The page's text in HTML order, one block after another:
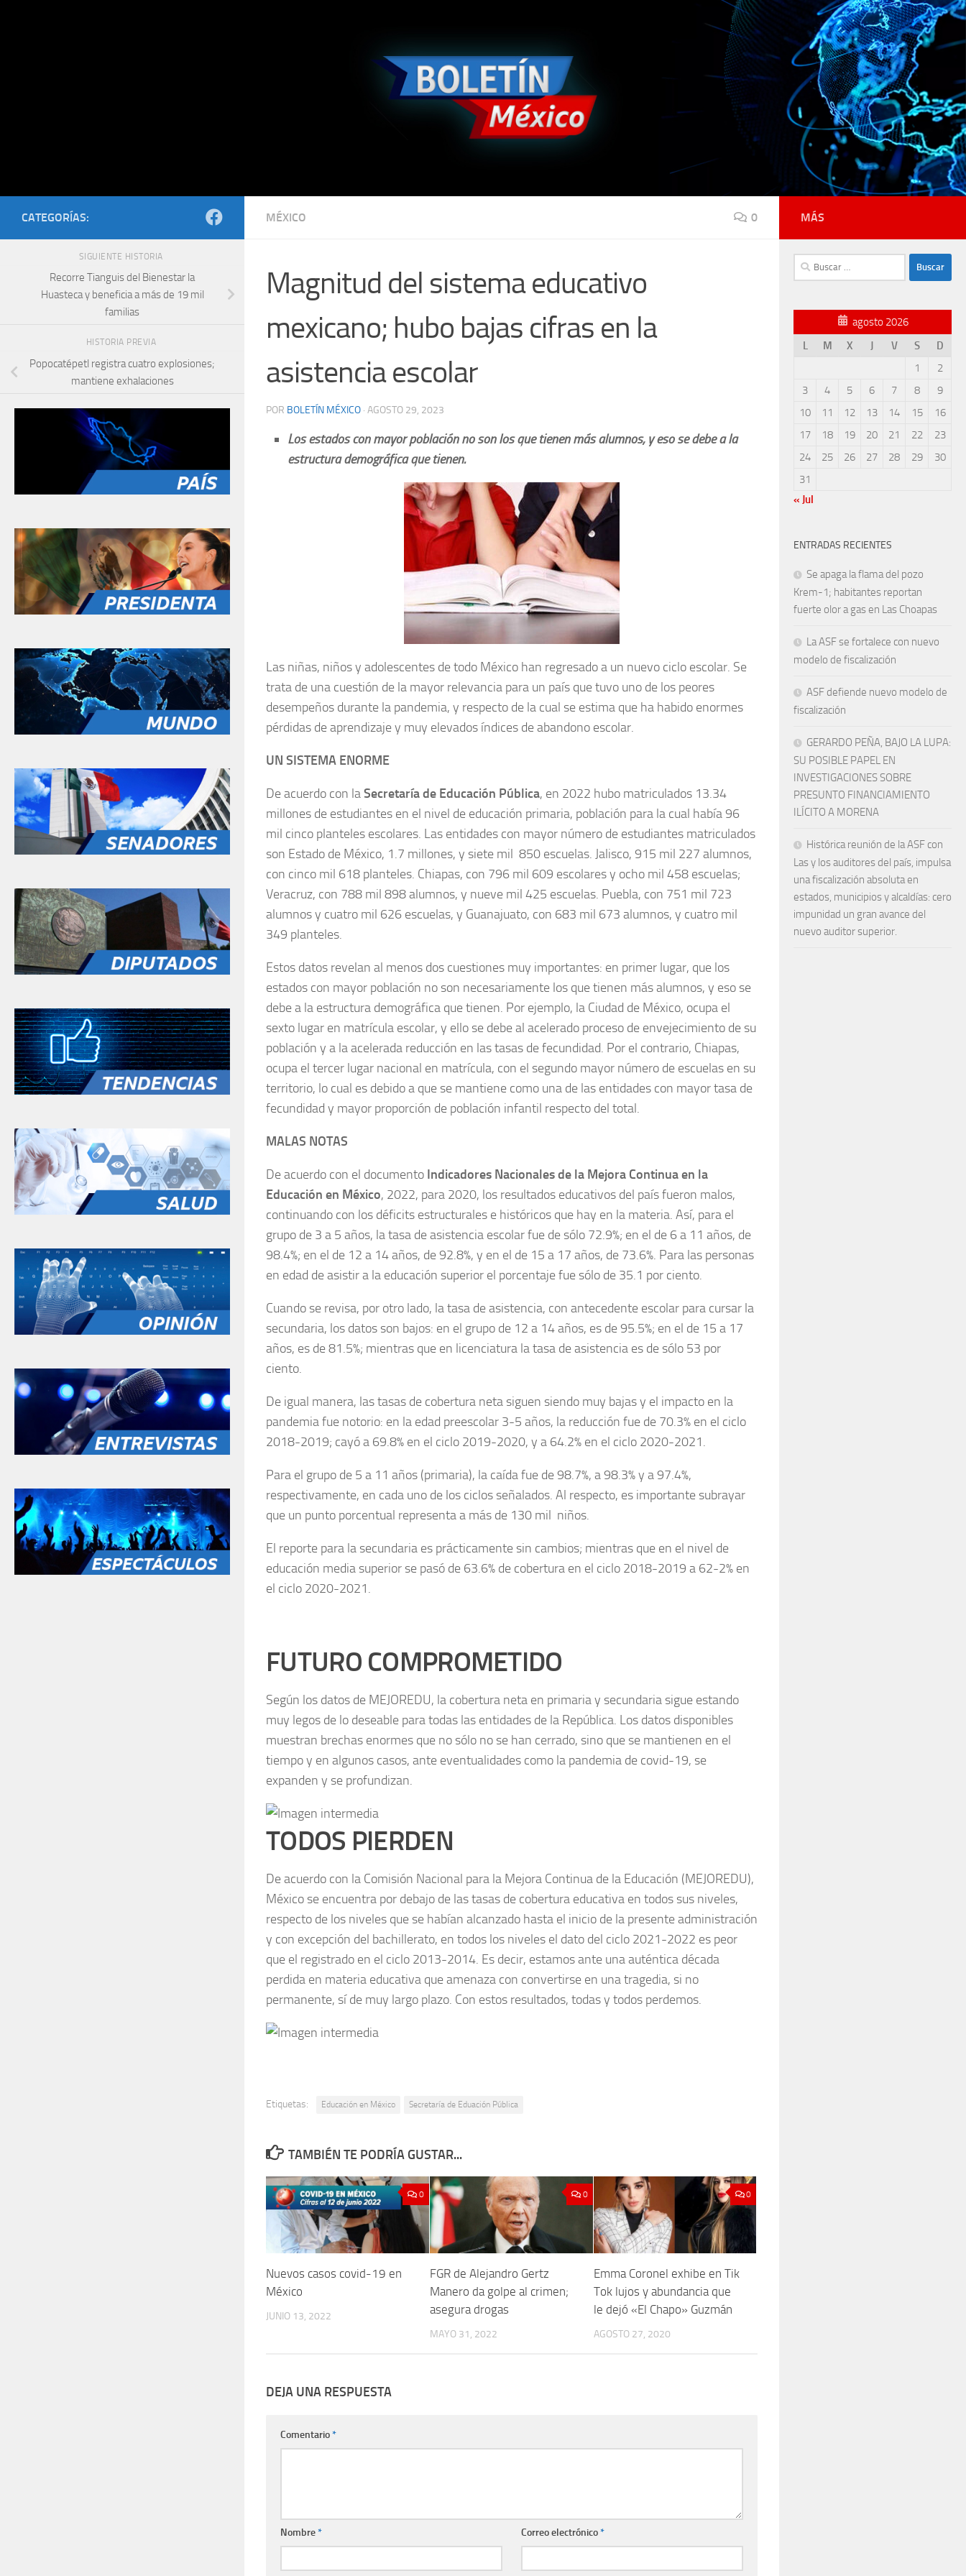
MÉXICO 0
Magnitud del sistema educativo
mexicano; hubo bajas cifras en la
asistencia escolar
POR BOLETÍN MÉXICO · AGOSTO 29, 2023
Los estados con mayor población no son los que tienen más alumnos, y eso se debe a la
estructura demográfica que tienen.
Las niñas, niños y adolescentes de todo México han regresado a un nuevo ciclo escolar. Se
trata de una cuestión de la mayor relevancia para un país que tuvo uno de los peores
desempeños durante la pandemia, y respecto de la cual se estima que ha habido enormes
pérdidas de aprendizaje y muy elevados índices de abandono escolar.
UN SISTEMA ENORME
De acuerdo con laSecretaría de Educación Pública, en 2022 hubo matriculados 13.34
millones de estudiantes en el nivel de educación primaria, población para la cual había 96
mil cinco planteles escolares. Las entidades con mayor número de estudiantes matriculados
son Estado de México, 1.7 millones, y siete mil 850 escuelas. Jalisco, 915 mil 227 alumnos,
con cinco mil 618 planteles. Chiapas, con 796 mil 609 escolares y ocho mil 458 escuelas;
Veracruz, con 788 mil 898 alumnos, y nueve mil 425 escuelas. Puebla, con 751 mil 723
alumnos y cuatro mil 626 escuelas, y Guanajuato, con 683 mil 673 alumnos, y cuatro mil
349 planteles.
Estos datos revelan al menos dos cuestiones muy importantes: en primer lugar, que los
estados con mayor población no son necesariamente los que tienen más alumnos, y eso se
debe a la estructura demográfica que tienen. Por ejemplo, la Ciudad de México, ocupa el
sexto lugar en matrícula escolar, y ello se debe al acelerado proceso de envejecimiento de su
población y a la acelerada reducción en las tasas de fecundidad. Por el contrario, Chiapas,
ocupa el tercer lugar nacional en matrícula, con el segundo mayor número de escuelas en su
territorio, lo cual es debido a que se mantiene como una de las entidades con mayor tasa de
fecundidad y mayor proporción de población infantil respecto del total.
MALAS NOTAS
De acuerdo con el documento Indicadores Nacionales de la Mejora Continua en la
Educación en México, 2022, para 2020, los resultados educativos del país fueron malos,
continuando con los déficits estructurales e históricos que hay en la materia. Así, para el
grupo de 3 a 5 años, la tasa de asistencia escolar fue de sólo 72.9%; en el de 6 a 11 años, de
98.4%; en el de 12 a 14 años, de 92.8%, y en el de 15 a 17 años, de 73.6%. Para las personas
en edad de asistir a la educación superior el porcentaje fue sólo de 35.1 por ciento.
Cuando se revisa, por otro lado, la tasa de asistencia, con antecedente escolar para cursar la
secundaria, los datos son bajos: en el grupo de 12 a 14 años, es de 95.5%; en el de 15 a 17
años, es de 81.5%; mientras que en licenciatura la tasa de asistencia es de sólo 53 por
ciento.
De igual manera, las tasas de cobertura neta siguen siendo muy bajas y el impacto en la
pandemia fue notorio: en la edad preescolar 3-5 años, la reducción fue de 70.3% en el ciclo
2018-2019; cayó a 69.8% en el ciclo 2019-2020, y a 64.2% en el ciclo 2020-2021.
Para el grupo de 5 a 11 años (primaria), la caída fue de 98.7%, a 98.3% y a 97.4%,
respectivamente, en cada uno de los ciclos señalados. Al respecto, es importante subrayar
que un punto porcentual representa a más de 130 mil niños.
El reporte para la secundaria es prácticamente sin cambios; mientras que en el nivel de
educación media superior se pasó de 63.6% de cobertura en el ciclo 2018-2019 a 62-2% en
el ciclo 2020-2021.
FUTURO COMPROMETIDO
Según los datos de MEJOREDU, la cobertura neta en primaria y secundaria sigue estando
muy legos de lo deseable para todas las entidades de la República. Los datos disponibles
muestran brechas enormes que no sólo no se han cerrado, sino que se mantienen en el
tiempo y en algunos casos, ante eventualidades como la pandemia de covid-19, se
expanden y se profundizan.
TODOS PIERDEN
De acuerdo con la Comisión Nacional para la Mejora Continua de la Educación (MEJOREDU),
México se encuentra por debajo de las tasas de cobertura educativa en todos sus niveles,
respecto de los niveles que se habían alcanzado hasta el inicio de la presente administración
y con excepción del bachillerato, en todos los niveles el dato del ciclo 2021-2022 es peor
que el registrado en el ciclo 2013-2014. Es decir, estamos ante una auténtica década
perdida en materia educativa que amenaza con convertirse en una tragedia, si no
permanente, sí de muy largo plazo. Con estos resultados, todas y todos perdemos.
Etiquetas: Educación en México Secretaría de Eduación Pública
TAMBIÉN TE PODRÍA GUSTAR...
0
Nuevos casos covid-19 en
México
JUNIO 13, 2022
0
FGR de Alejandro Gertz
Manero da golpe al crimen;
asegura drogas
MAYO 31, 2022
0
Emma Coronel exhibe en Tik
Tok lujos y abundancia que
le dejó «El Chapo» Guzmán
AGOSTO 27, 2020
DEJA UNA RESPUESTA
Comentario*
Nombre* Correo electrónico*
CATEGORÍAS:
SIGUIENTE HISTORIA
Recorre Tianguis del Bienestar la
Huasteca y beneficia a más de 19 mil
familias
HISTORIA PREVIA
Popocatépetl registra cuatro explosiones;
mantiene exhalaciones
MÁS
Buscar:
agosto 2026
L
M X J V S
D
1
2
3
4 5 6 7 8
9
10
11 12 13 14 15
16
17
18 19 20 21 22
23
24
25 26 27 28 29
30
31
« Jul
ENTRADAS RECIENTES
Se apaga la flama del pozo
Krem-1; habitantes reportan
fuerte olor a gas en Las Choapas
La ASF se fortalece con nuevo
modelo de fiscalización
ASF defiende nuevo modelo de
fiscalización
GERARDO PEÑA, BAJO LA LUPA:
SU POSIBLE PAPEL EN
INVESTIGACIONES SOBRE
PRESUNTO FINANCIAMIENTO
ILÍCITO A MORENA
Histórica reunión de la ASF con
Las y los auditores del país, impulsa
una fiscalización absoluta en
estados, municipios y alcaldías: cero
impunidad un gran avance del
nuevo auditor superior.